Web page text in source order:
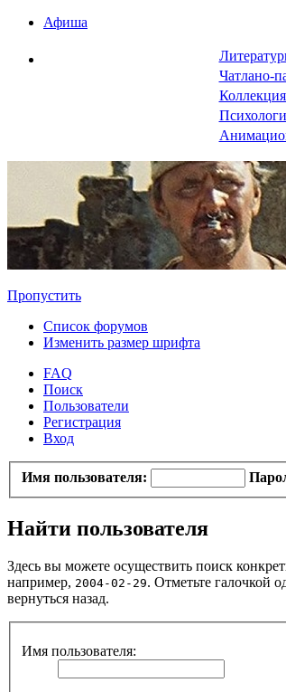
Афиша
Чатлано-
Пропустить
Список форумов
Изменить размер шрифта
FAQ
Поиск
Пользователи
Регистрация
Вход
Имя пользователя:
Найти пользователя
Здесь вы можете осуществить поиск
например, 2004-02-29. Отметьте галочкой
вернуться назад.
Имя пользователя: